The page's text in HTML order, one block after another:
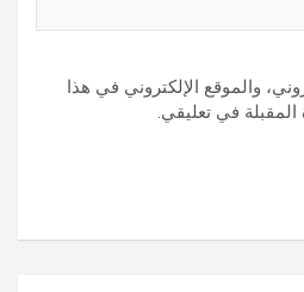
والموقع الإلكتروني في هذا
في تعليقي.